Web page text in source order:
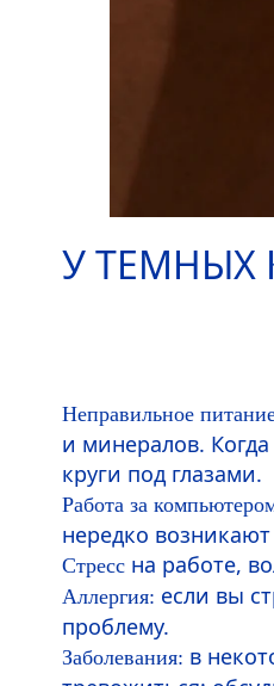
У ТЕМНЫХ
Неправильное
и минералов.
круги под глазами.
Работа за
нередко
Стресс на работе,
Аллергия: если вы
проблему.
Заболевания: в